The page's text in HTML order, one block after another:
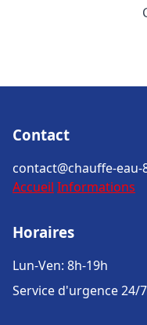
Contact
contact@chauffe-eau-
Accueil Informations
Horaires
Lun-Ven: 8h-19h
Service d'urgence 24/7